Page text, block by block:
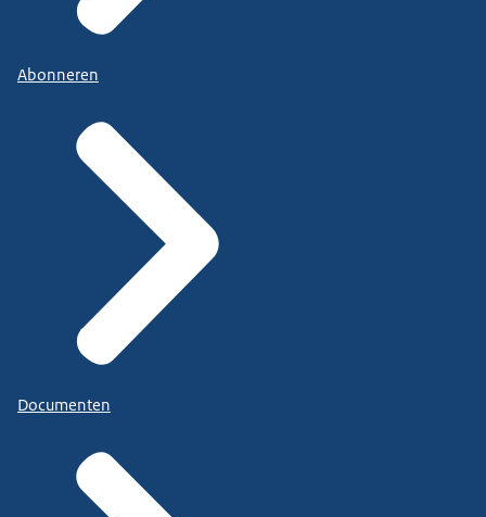
Abonneren
Documenten